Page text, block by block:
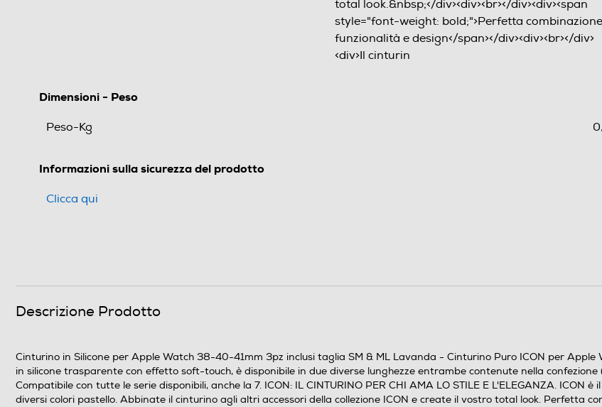
total look.&nbsp;</div><div><br></div><div><span
style="font-weight: bold;">Perfetta
funzionalità e design</span></div><div><br></div>
<div>Il cinturin
Dimensioni - Peso
Peso-Kg
Informazioni sulla sicurezza del prodotto
Clicca qui
Descrizione Prodotto
Cinturino in Silicone per Apple Watch 38-40-41mm 3pz inclusi taglia SM & ML Lavanda - Cinturino Puro ICON per
in silicone trasparente con effetto soft-touch, è disponibile in due diverse lunghezze entrambe contenute nella
Compatibile con tutte le serie disponibili, anche la 7. ICON: IL CINTURINO PER CHI AMA LO STILE E L'ELEGANZA.
diversi colori pastello. Abbinate il cinturino agli altri accessori della collezione ICON e create il vostro total look. Perfetta